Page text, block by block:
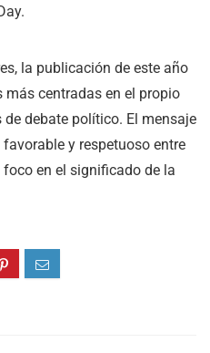
la publicación de este año
más centradas en el propio
debate político. El mensaje
y respetuoso entre
en el significado de la